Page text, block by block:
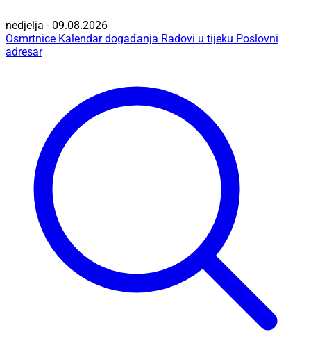
nedjelja - 09.08.2026
Osmrtnice Kalendar događanja Radovi u tijeku Poslovni
adresar